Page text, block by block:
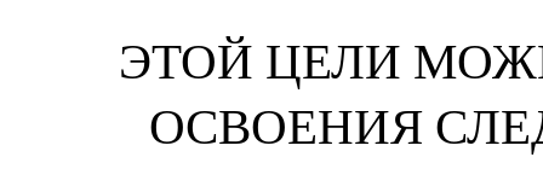
ЭТОЙ ЦЕЛИ
ОСВОЕНИЯ